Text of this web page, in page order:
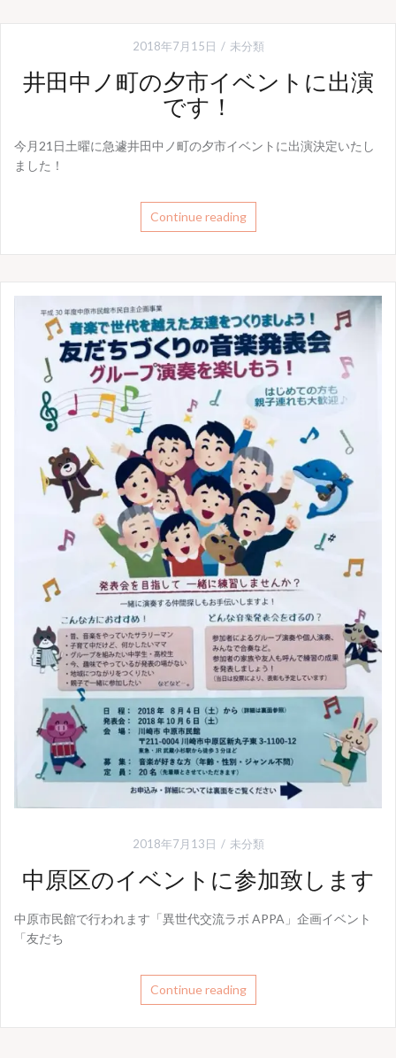
2018年7月15日 未分類
井田中ノ町の夕市イベントに出演
です！
今月21日土曜に急遽井田中ノ町の夕市イベントに出演決定いたし
ました！
Continue reading
2018年7月13日 未分類
中原区のイベントに参加致します
中原市民館で行われます「異世代交流ラボ APPA」企画イベント
「友だち
Continue reading